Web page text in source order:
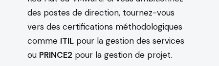
des postes de direction, tournez-vous
vers des certifications méthodologiques
comme ITIL pour la gestion des services
ou PRINCE2 pour la gestion de projet.